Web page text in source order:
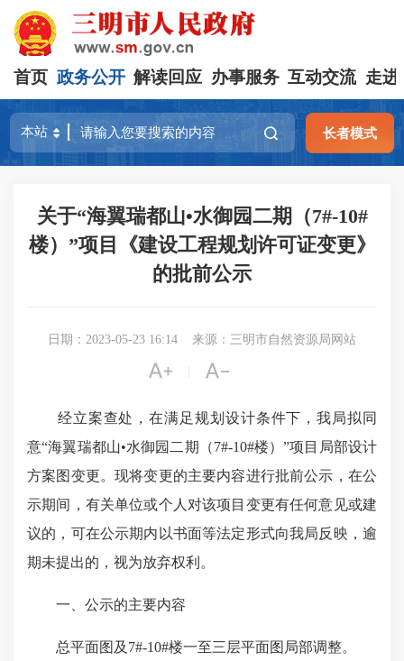
首页 政务公开 解读回应 办事服务 互动交流 走进
长者模式
关于“海翼瑞都山•水御园二期（7#-10#
楼）”项目《建设工程规划许可证变更》
的批前公示
日期：2023-05-23 16:14 来源：三明市自然资源局网站
 
经立案查处，在满足规划设计条件下，我局拟同
意“海翼瑞都山•水御园二期（7#-10#楼）”项目局部设计
方案图变更。现将变更的主要内容进行批前公示，在公
示期间，有关单位或个人对该项目变更有任何意见或建
议的，可在公示期内以书面等法定形式向我局反映，逾
期未提出的，视为放弃权利。
一、公示的主要内容
总平面图及7#-10#楼一至三层平面图局部调整。